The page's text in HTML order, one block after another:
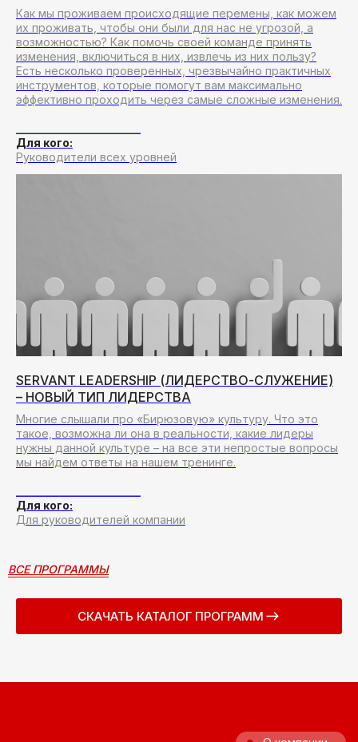
Как мы проживаем происходящие перемены, как можем
их проживать, чтобы они были для нас не угрозой, а
возможностью? Как помочь своей команде принять
изменения, включиться в них, извлечь из них пользу?
Есть несколько проверенных, чрезвычайно практичных
инструментов, которые помогут вам максимально
эффективно проходить через самые сложные изменения.
Для кого:
Руководители всех уровней
SERVANT LEADERSHIP (ЛИДЕРСТВО-СЛУЖЕНИЕ)
– НОВЫЙ ТИП ЛИДЕРСТВА
Многие слышали про «Бирюзовую» культуру. Что это
такое, возможна ли она в реальности, какие лидеры
нужны данной культуре – на все эти непростые вопросы
мы найдем ответы на нашем тренинге.
Для кого:
Для руководителей компании
ВСЕ ПРОГРАММЫ
СКАЧАТЬ КАТАЛОГ ПРОГРАММ
РАЗРАБОТКА УНИКАЛЬНЫХ РЕШЕНИЙ
КОМАНДА СОПРОВОЖДЕНИЯ
НА КАЖДЫЙ ПРОЕКТ
ОПЫТ И НАДЕЖНОСТЬ
Кроме стандартных программ мы предлагаем
разработку уникальных решений,
адаптированных под бизнес потребности
На каждую корпоративную программу
тренера-методиста, дизайнера,
администратора
КОМАНДА
ПРОФЕССИОНАЛОВ
С РЕАЛЬНЫМ БИЗНЕС-
Команда
Наши бизнес-тренеры сертифицированы